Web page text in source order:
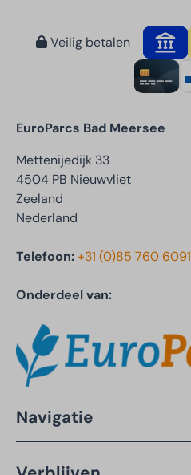
Veilig betalen
EuroParcs Bad Meersee
Mettenijedijk 33
4504 PB Nieuwvliet
Zeeland
Nederland
Telefoon:+31 (0)85 760 6091
Onderdeel van:
Navigatie